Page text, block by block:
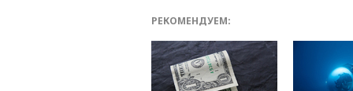
РЕКОМЕНДУЕМ: